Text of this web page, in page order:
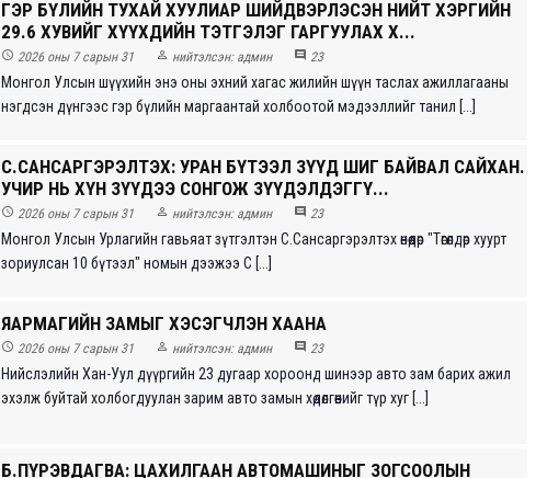
ГЭР БҮЛИЙН ТУХАЙ ХУУЛИАР ШИЙДВЭРЛЭСЭН НИЙТ ХЭРГИЙН
29.6 ХУВИЙГ ХҮҮХДИЙН ТЭТГЭЛЭГ ГАРГУУЛАХ Х...
 2026 оны 7 сарын 31  нийтэлсэн: админ  23
Монгол Улсын шүүхийн энэ оны эхний хагас жилийн шүүн таслах ажиллагааны
нэгдсэн дүнгээс гэр бүлийн маргаантай холбоотой мэдээллийг танил [...]
С.САНСАРГЭРЭЛТЭХ: УРАН БҮТЭЭЛ ЗҮҮД ШИГ БАЙВАЛ САЙХАН.
УЧИР НЬ ХҮН ЗҮҮДЭЭ СОНГОЖ ЗҮҮДЭЛДЭГГҮ...
 2026 оны 7 сарын 31  нийтэлсэн: админ  23
Монгол Улсын Урлагийн гавьяат зүтгэлтэн С.Сансаргэрэлтэх өнөөдөр "Төгөлдөр хуурт
зориулсан 10 бүтээл" номын дээжээ С [...]
ЯАРМАГИЙН ЗАМЫГ ХЭСЭГЧЛЭН ХААНА
 2026 оны 7 сарын 31  нийтэлсэн: админ  23
Нийслэлийн Хан-Уул дүүргийн 23 дугаар хороонд шинээр авто зам барих ажил
эхэлж буйтай холбогдуулан зарим авто замын хөдөлгөөнийг түр хуг [...]
Б.ПҮРЭВДАГВА: ЦАХИЛГААН АВТОМАШИНЫГ ЗОГСООЛЫН